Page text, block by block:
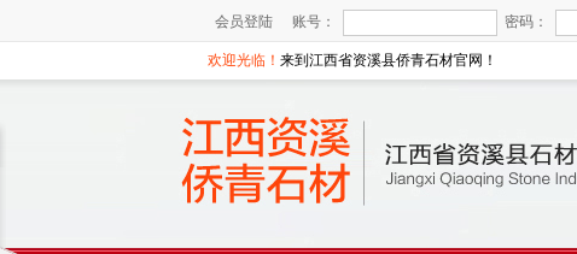
会员登陆 账号： 密码：
欢迎光临！ 来到江西省资溪县侨青石材官网！